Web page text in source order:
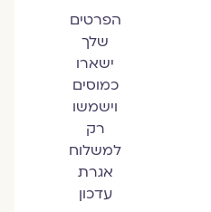
הפרטים
שלך
ישארו
כמוסים
וישמשו
רק
למשלוח
אגרת
עדכון